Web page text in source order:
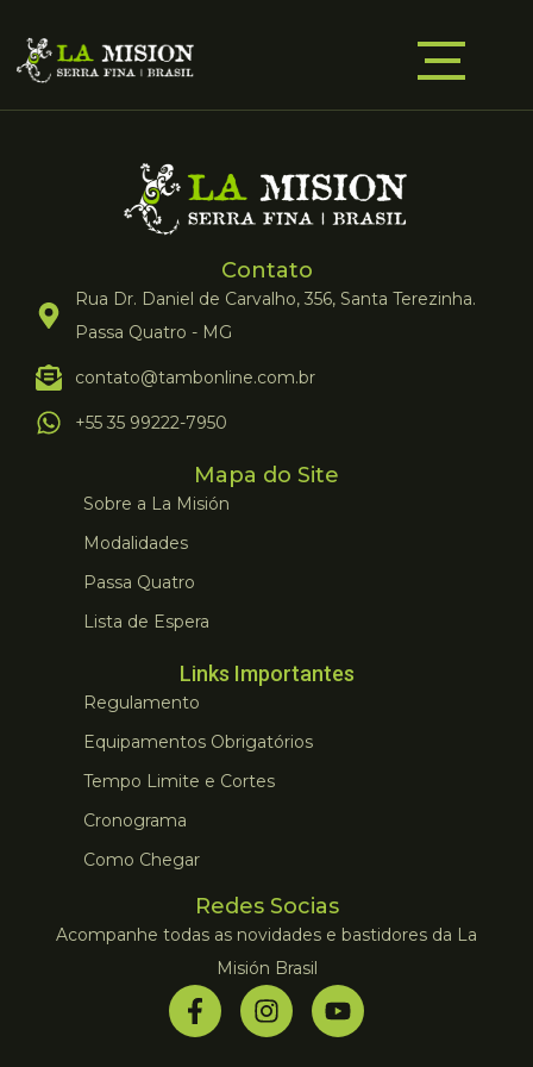
Contato
Rua Dr. Daniel de Carvalho, 356, Santa Terezinha.
Passa Quatro - MG
contato@tambonline.com.br
+55 35 99222-7950
Mapa do Site
Sobre a La Misión
Modalidades
Passa Quatro
Lista de Espera
Links Importantes
Regulamento
Equipamentos Obrigatórios
Tempo Limite e Cortes
Cronograma
Como Chegar
Redes Socias
Acompanhe todas as novidades e bastidores da La
Misión Brasil